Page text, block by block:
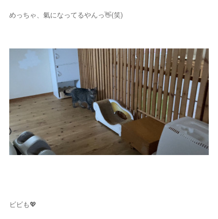
めっちゃ、氣になってるやんっ👋(笑)
ビビも💖